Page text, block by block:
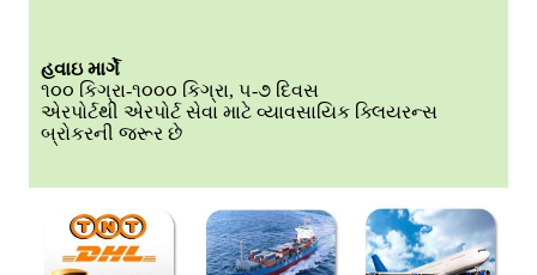
હવાઇ માર્ગે
૧૦૦ કિગ્રા-૧૦૦૦ કિગ્રા, ૫-૭ દિવસ
એરપોર્ટથી એરપોર્ટ સેવા માટે વ્યાવસાયિક ક્લિયરન્સ
બ્રોકરની જરૂર છે